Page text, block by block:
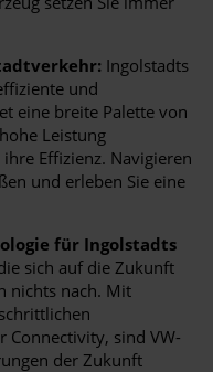
Ingolstadts
und
eine breite Palette von
Leistung
Effizienz. Navigieren
und erleben Sie eine
für Ingolstadts
sich auf die Zukunft
nichts nach. Mit
Connectivity, sind VW-
der Zukunft